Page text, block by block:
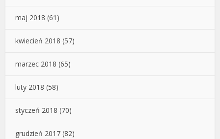
maj 2018 (61)
kwiecień 2018 (57)
marzec 2018 (65)
luty 2018 (58)
styczeń 2018 (70)
grudzień 2017 (82)